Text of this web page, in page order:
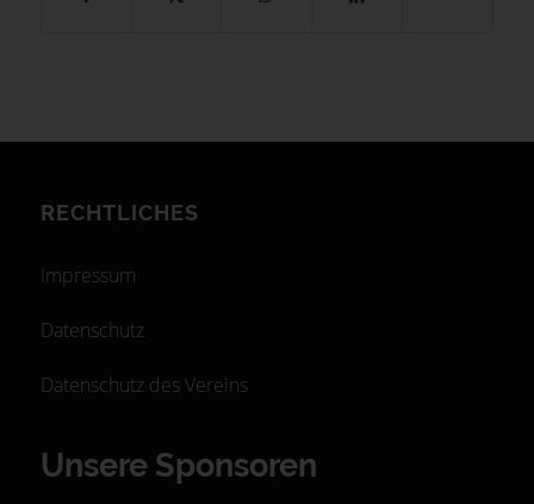
RECHTLICHES
Impressum
Datenschutz
Datenschutz des Vereins
Unsere Sponsoren